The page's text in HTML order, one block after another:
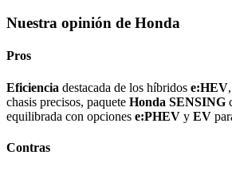
Nuestra opinión de Honda
Pros
Eficiencia destacada de los híbridos e:HEV
chasis precisos, paquete Honda SENSING
equilibrada con opciones e:PHEV y EV
Contras